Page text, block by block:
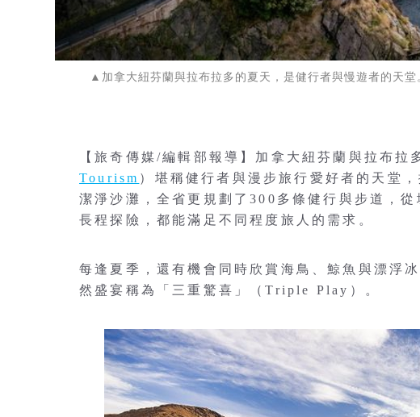
▲加拿大紐芬蘭與拉布拉多的夏天，是健行者與慢遊者的天
【旅奇傳媒/編輯部報導】加拿大紐芬蘭與拉布拉
Tourism ）堪稱健行者與漫步旅行愛好者的天堂
潔淨沙灘，全省更規劃了300多條健行與步道，
長程探險，都能滿足不同程度旅人的需求。
每逢夏季，還有機會同時欣賞海鳥、鯨魚與漂浮
然盛宴稱為「三重驚喜」（Triple Play）。